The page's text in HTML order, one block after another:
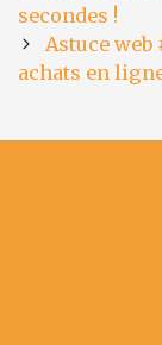
navigation
secondes !
Astuce web
achats en